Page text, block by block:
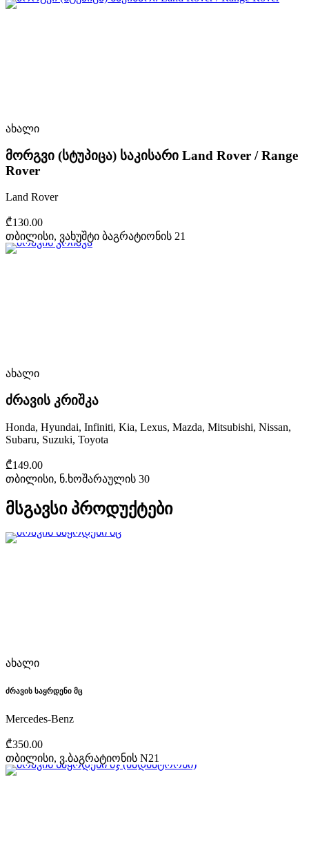
ახალი
მორგვი (სტუპიცა) საკისარი Land Rover / Range
Rover
Land Rover
₾130.00
თბილისი, ვახუშტი ბაგრატიონის 21
ახალი
ძრავის კრიშკა
Honda, Hyundai, Infiniti, Kia, Lexus, Mazda, Mitsubishi, Nissan,
Subaru, Suzuki, Toyota
₾149.00
თბილისი, ნ.ხოშარაულის 30
მსგავსი პროდუქტები
ახალი
ძრავის საყრდენი მც
Mercedes-Benz
₾350.00
თბილისი, ვ.ბაგრატიონის N21